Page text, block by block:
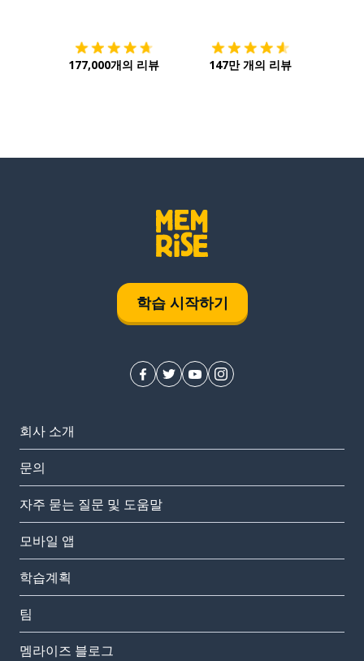
177,000개의 리뷰 147만 개의 리뷰
학습 시작하기
회사 소개
문의
자주 묻는 질문 및 도움말
모바일 앱
학습계획
팀
멤라이즈 블로그